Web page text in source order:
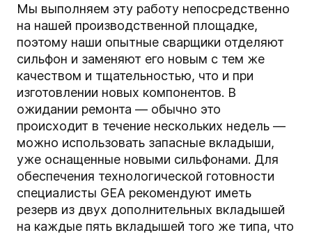
Мы выполняем эту работу непосредственно
на нашей производственной площадке,
поэтому наши опытные сварщики отделяют
сильфон и заменяют его новым с тем же
качеством и тщательностью, что и при
изготовлении новых компонентов. В
ожидании ремонта — обычно это
происходит в течение нескольких недель —
можно использовать запасные вкладыши,
уже оснащенные новыми сильфонами. Для
обеспечения технологической готовности
специалисты GEA рекомендуют иметь
резерв из двух дополнительных вкладышей
на каждые пять вкладышей того же типа, что